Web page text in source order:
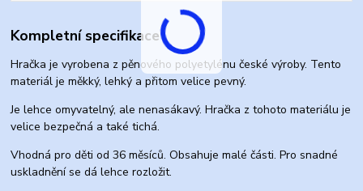
Kompletní specifikace
Hračka je vyrobena z pěnového polyetylénu české výroby. Tento
materiál je měkký, lehký a přitom velice pevný.
Je lehce omyvatelný, ale nenasákavý. Hračka z tohoto materiálu je
velice bezpečná a také tichá.
Vhodná pro děti od 36 měsíců. Obsahuje malé části. Pro snadné
uskladnění se dá lehce rozložit.